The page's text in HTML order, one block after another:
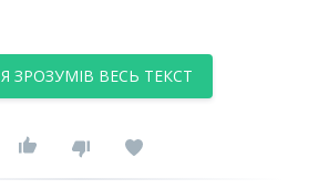
Я ЗРОЗУМІВ ВЕСЬ ТЕКСТ